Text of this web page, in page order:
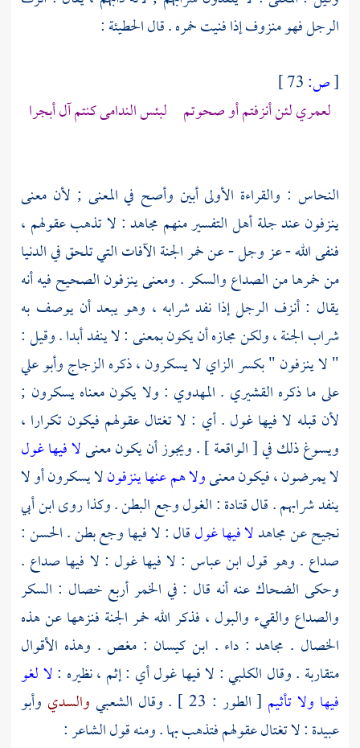
الرجل فهو منزوف إذا فنيت خمره . قال الحطيئة :
[ص:
لعمري لئن أنزفتم أو صحوتم لبئس الندامى كنتم آل أبجرا
النحاس : والقراءة الأولى أبين وأصح في المعنى ; لأن معنى
ينزفون عند جلة أهل التفسير منهم مجاهد: لا تذهب عقولهم ،
فنفى الله - عز وجل - عن خمر الجنة الآفات التي تلحق في الدنيا
من خمرها من الصداع والسكر . ومعنى ينزفون الصحيح فيه أنه
يقال : أنزف الرجل إذا نفد شرابه ، وهو يبعد أن يوصف به
شراب الجنة ، ولكن مجازه أن يكون بمعنى : لا ينفد أبدا . وقيل :
" لا ينزفون " بكسر الزاي لا يسكرون ، ذكرهالزجاجوأبو علي
على ما ذكره القشيري . المهدوي : ولا يكون معناه يسكرون ;
لأن قبله لا فيها غول . أي : لا تغتال عقولهم فيكون تكرارا ،
ويسوغ ذلك في [ الواقعة ] . ويجوز أن يكون معنىلا فيها غول
لا يمرضون ، فيكون معنىولا هم عنها ينزفونلا يسكرون أو لا
ينفد شرابهم . قالقتادة: الغول وجع البطن . وكذا روىابن أبي
نجيحعنمجاهدلا فيها غولقال : لا فيها وجع بطن .الحسن:
صداع . وهو قول ابن عباس : لا فيها غول : لا فيها صداع .
وحكى الضحاك عنه أنه قال : في الخمر أربع خصال : السكر
والصداع والقيء والبول ، فذكر الله خمر الجنة فنزهها عن هذه
الخصال . مجاهد : داء . ابن كيسان : مغص . وهذه الأقوال
متقاربة . وقال الكلبي: لا فيها غول أي : إثم ، نظيره :لا لغو
فيها ولا تأثيم [ الطور : 23 ] . وقال الشعبي والسدي وأبو
عبيدة: لا تغتال عقولهم فتذهب بها . ومنه قول الشاعر :